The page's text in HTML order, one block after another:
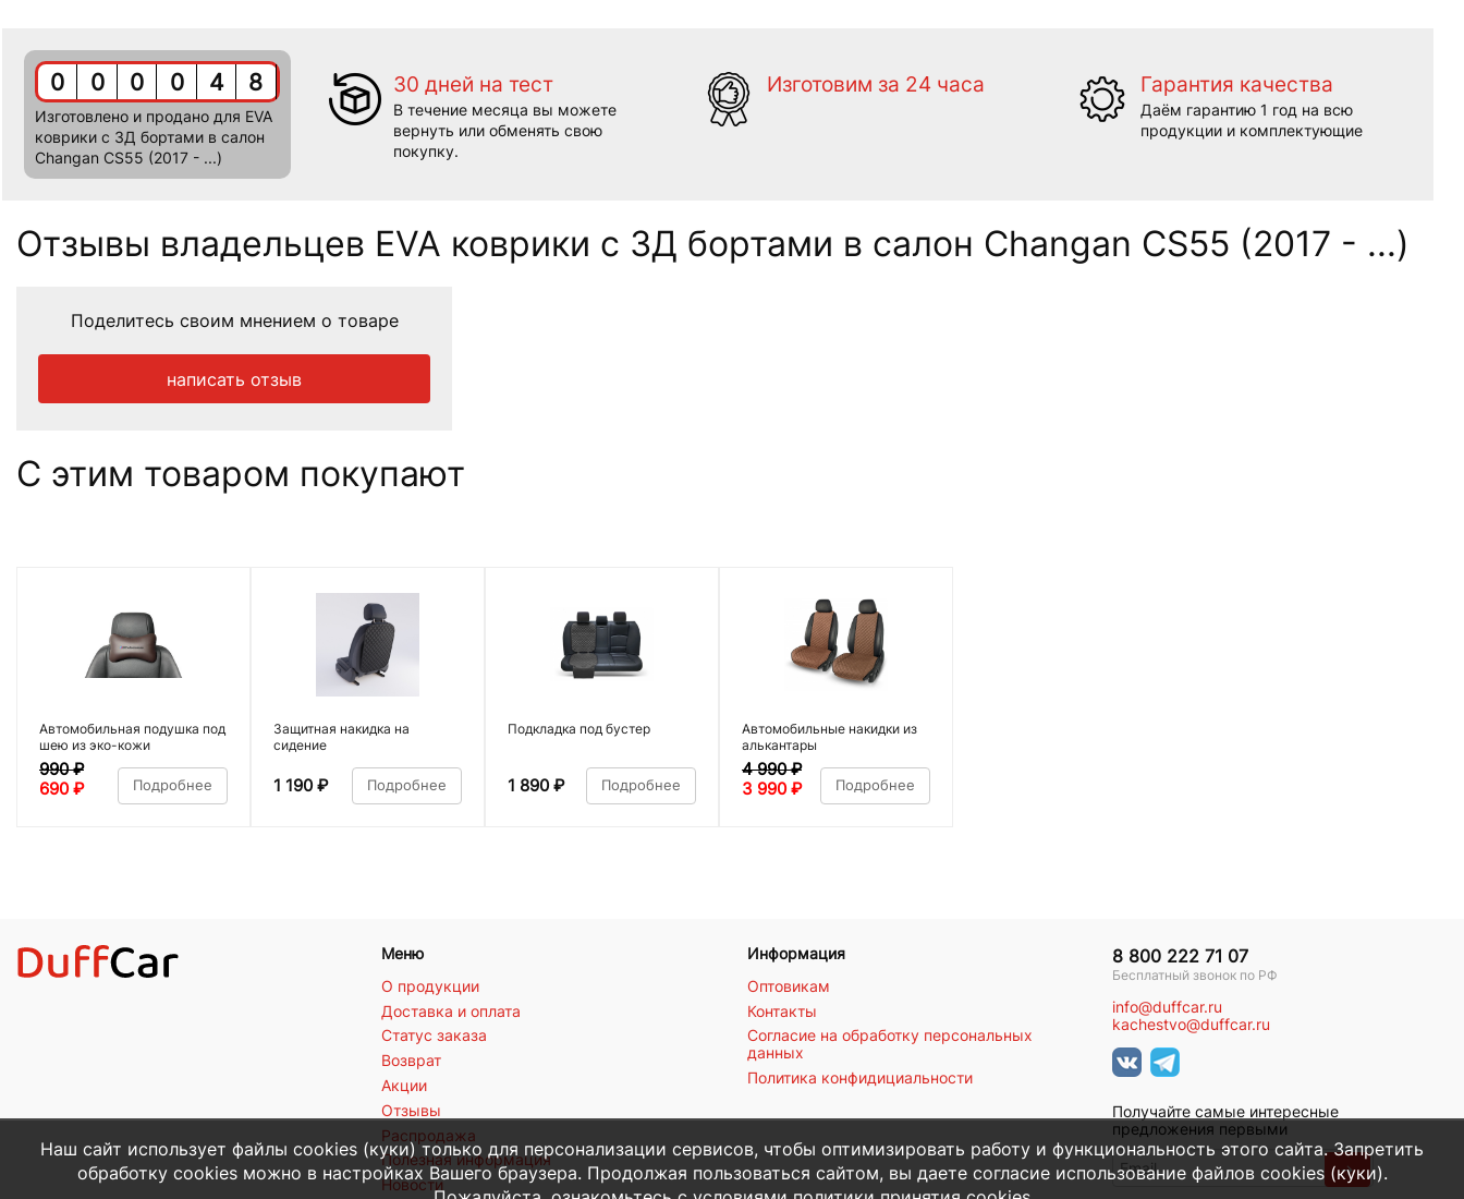
0 0 0 0 4 8
Изготовлено и продано для EVA
коврики c 3Д бортами в салон
Changan CS55 (2017 - ...)
30 дней на тест
В течение месяца вы можете
вернуть или обменять свою
покупку.
Изготовим за 24 часа Гарантия качества
Даём гарантию 1 год на всю
продукции и комплектующие
Отзывы владельцев EVA коврики c 3Д бортами в салон Changan CS55 (2017 - ...)
Поделитесь своим мнением о товаре
написать отзыв
С этим товаром покупают
Автомобильная подушка под
шею из эко-кожи
990₽
690 ₽ Подробнее
Защитная накидка на
сидение
1 190 ₽ Подробнее
Подкладка под бустер
1 890 ₽ Подробнее
Автомобильные накидки из
алькантары
4 990₽
3 990 ₽ Подробнее
Меню
О продукции
Доставка и оплата
Статус заказа
Возврат
Акции
Отзывы
Распродажа
Полезная информация
Новости
Информация
Оптовикам
Контакты
Согласие на обработку персональных
данных
Политика конфидициальности
8 800 222 71 07
Бесплатный звонок по РФ
info@duffcar.ru
kachestvo@duffcar.ru
Получайте самые интересные
предложения первыми
→
Наш сайт использует файлы cookies (куки) только для персонализации сервисов, чтобы оптимизировать работу и функциональность этого сайта. Запретить
обработку cookies можно в настройках Вашего браузера. Продолжая пользоваться сайтом, вы даете согласие использование файлов cookies (куки).